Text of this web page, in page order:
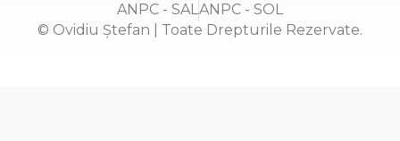
ANPC - SALANPC - SOL
© Ovidiu Ștefan | Toate Drepturile Rezervate.